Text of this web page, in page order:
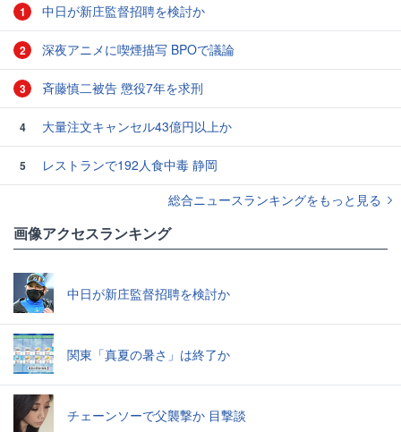
1 中日が新庄監督招聘を検討か
2 深夜アニメに喫煙描写 BPOで議論
3 斉藤慎二被告 懲役7年を求刑
4 大量注文キャンセル43億円以上か
5
レストランで192人食中毒 静岡
総合ニュースランキングをもっと見る
画像アクセスランキング
中日が新庄監督招聘を検討か
関東「真夏の暑さ」は終了か
チェーンソーで父襲撃か 目撃談